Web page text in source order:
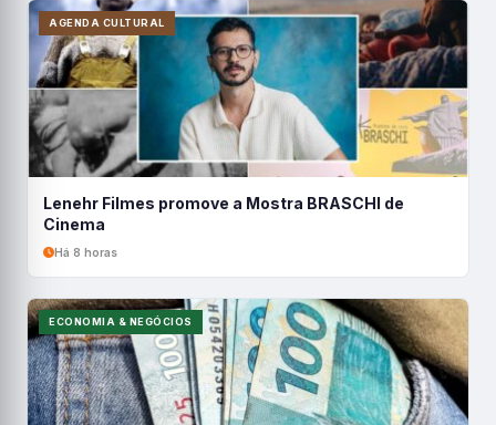
AGENDA CULTURAL
Lenehr Filmes promove a Mostra BRASCHI de
Cinema
Há 8 horas
ECONOMIA & NEGÓCIOS